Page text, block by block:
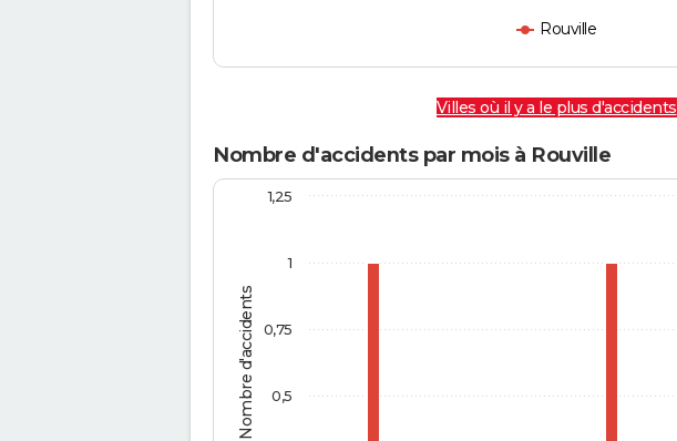
Rouville
Villes où il y a le plus d'accidents
Nombre d'accidents par mois à Rouville
Nombre d'accidents
1
0,5
0,75
1,25